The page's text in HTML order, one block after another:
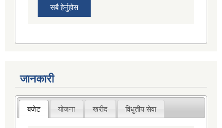
सबै हेर्नुहोस
जानकारी
बजेट योजना खरीद विधुतीय सेवा